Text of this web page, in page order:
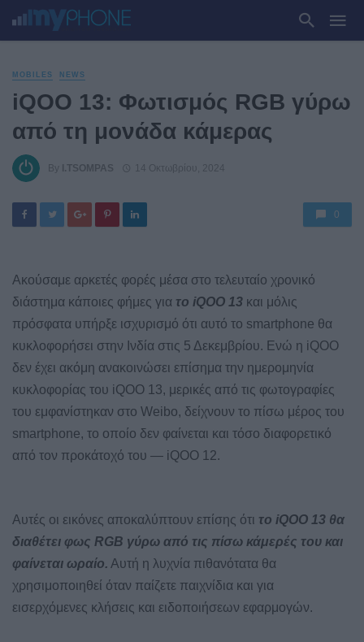
MOBILES NEWS
iQOO 13: Φωτισμός RGB γύρω
από τη μονάδα κάμερας
By I.TSOMPAS 14 Οκτωβρίου, 2024
0
Ακούσαμε αρκετές φορές μέσα στο τελευταίο χρονικό
διάστημα κάποιες φήμες για το iQOO 13 και μόλις
πρόσφατα υπήρξε ισχυρισμό ότι αυτό το smartphone θα
κυκλοφορήσει στην Ινδία στις 5 Δεκεμβρίου. Ενώ η iQOO
δεν έχει ακόμη ανακοινώσει επίσημα την ημερομηνία
κυκλοφορίας του iQOO 13, μερικές από τις φωτογραφίες
του εμφανίστηκαν στο Weibo, δείχνουν το πίσω μέρος του
smartphone, το οποίο δεν φαίνεται και τόσο διαφορετικό
από τον προκάτοχό του — iQOO 12.
Αυτές οι εικόνες αποκαλύπτουν επίσης ότι το iQOO 13 θα
διαθέτει φως RGB γύρω από τις πίσω κάμερές του και
φαίνεται ωραίο. Αυτή η λυχνία πιθανότατα θα
χρησιμοποιηθεί όταν παίζετε παιχνίδια και για
εισερχόμενες κλήσεις και ειδοποιήσεων εφαρμογών.